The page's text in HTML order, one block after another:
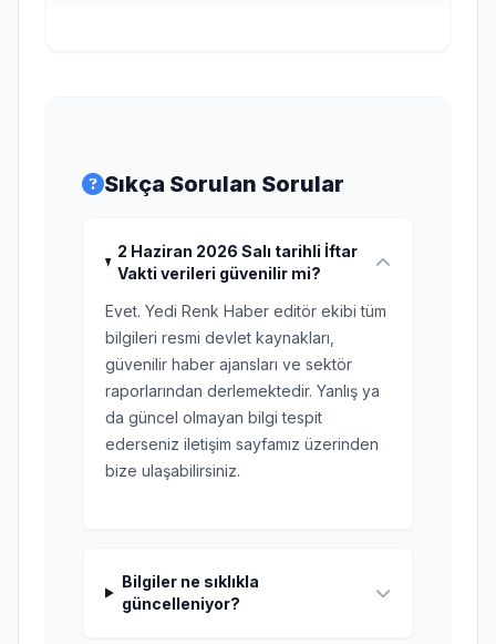
Sıkça Sorulan Sorular
2 Haziran 2026 Salı tarihli İftar
Vakti verileri güvenilir mi?
Evet. Yedi Renk Haber editör ekibi tüm
bilgileri resmi devlet kaynakları,
güvenilir haber ajansları ve sektör
raporlarından derlemektedir. Yanlış ya
da güncel olmayan bilgi tespit
ederseniz iletişim sayfamız üzerinden
bize ulaşabilirsiniz.
Bilgiler ne sıklıkla
güncelleniyor?